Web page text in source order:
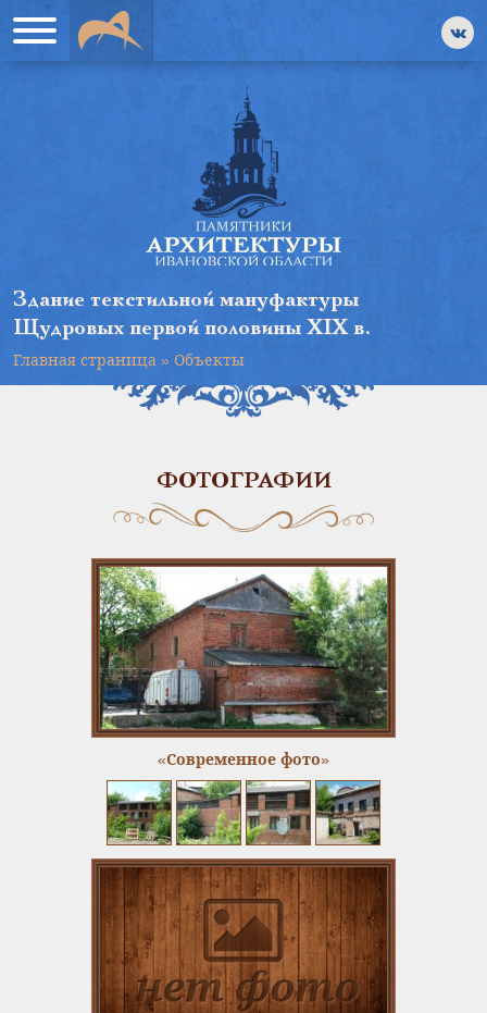
Здание текстильной мануфактуры
Щудровых первой половины XIX в.
Главная страница » Объекты
ФОТОГРАФИИ
«Современное фото»